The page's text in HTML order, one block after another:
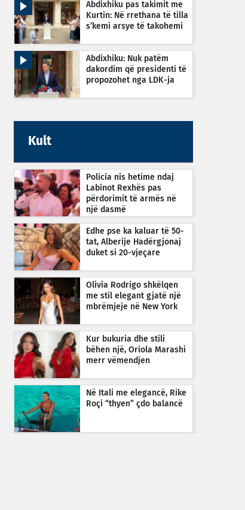
Abdixhiku pas takimit me
Kurtin: Në rrethana të tilla
s’kemi arsye të takohemi
Abdixhiku: Nuk patëm
dakordim që presidenti të
propozohet nga LDK-ja
Kult
Policia nis hetime ndaj
Labinot Rexhës pas
përdorimit të armës në
një dasmë
Edhe pse ka kaluar të 50-
tat, Alberije Hadërgjonaj
duket si 20-vjeçare
Olivia Rodrigo shkëlqen
me stil elegant gjatë një
mbrëmjeje në New York
Kur bukuria dhe stili
bëhen një, Oriola Marashi
merr vëmendjen
Në Itali me elegancë, Rike
Roçi “thyen” çdo balancë